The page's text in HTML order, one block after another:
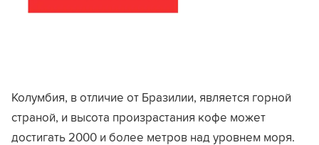
Колумбия, в отличие от Бразилии, является горной
страной, и высота произрастания кофе может
достигать 2000 и более метров над уровнем моря.